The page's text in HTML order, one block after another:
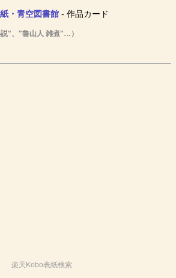
・青空図書館- 作品カード
"、"魯山人 雑煮"…）
楽天Kobo表紙検索